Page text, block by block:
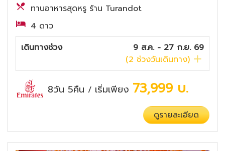
ทานอาหารสุดหรู ร้าน Turandot
4 ดาว
เดินทางช่วง
9 ส.ค. - 27 ก.ย. 69
(2 ช่วงวันเดินทาง)
8วัน 5คืน / เริ่มเพียง 73,999 บ.
ดูรายละเอียด